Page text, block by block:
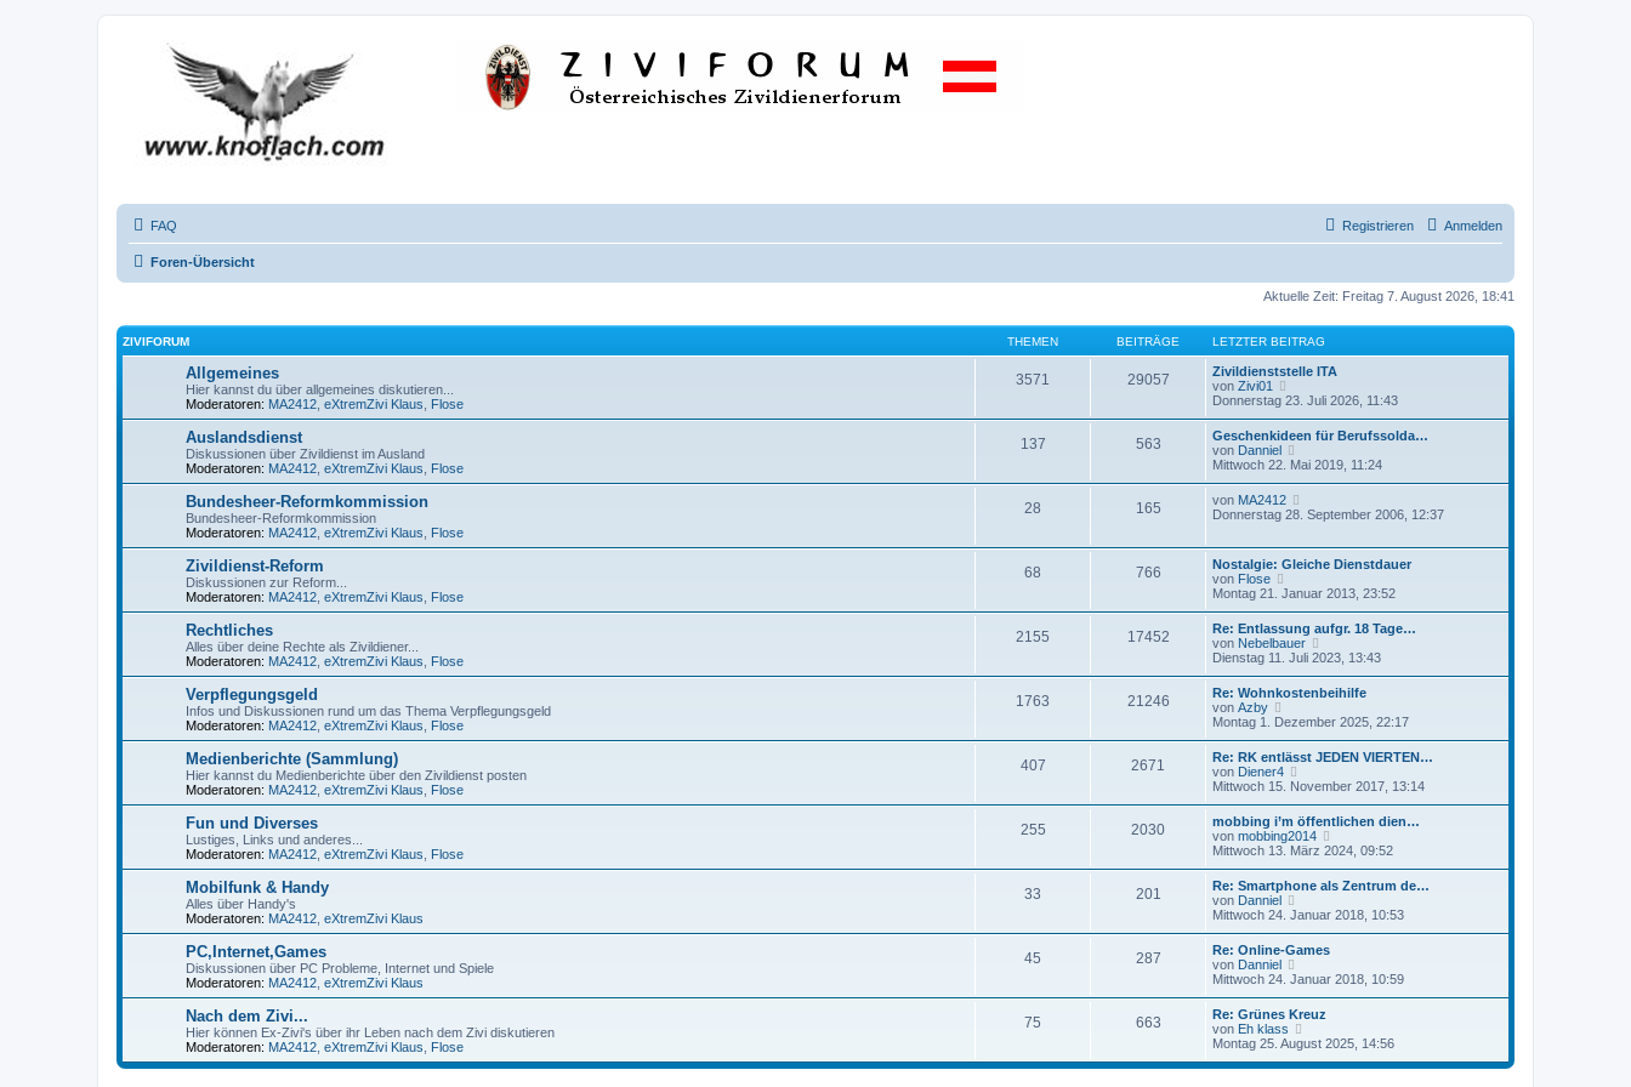
FAQ Anmelden
Registrieren
Foren-Übersicht
Aktuelle Zeit: Freitag 7. August 2026, 18:41
ZIVIFORUM THEMEN BEITRÄGE LETZTER BEITRAG
Allgemeines
Hier kannst du über allgemeines diskutieren...
Moderatoren: MA2412 eXtremZivi Klaus Flose
3571 29057
Zivildienststelle ITA
von Zivi01
e
s
t
e
r
B
e
t
r
a
g
Donnerstag 23. Juli 2026, 11:43
Auslandsdienst
Diskussionen über Zivildienst im Ausland
Moderatoren: MA2412 eXtremZivi Klaus Flose
137 563
Geschenkideen für Berufssolda…
von Danniel
e
t
r
B
i
t
r
a
g
Mittwoch 22. Mai 2019, 11:24
Bundesheer-Reformkommission
Bundesheer-Reformkommission
Moderatoren: MA2412 eXtremZivi Klaus Flose
28 165 von MA2412
e
s
t
r
B
e
i
t
r
a
g
Donnerstag 28. September 2006, 12:37
Zivildienst-Reform
Diskussionen zur Reform...
Moderatoren: MA2412 eXtremZivi Klaus Flose
68 766
Nostalgie: Gleiche Dienstdauer
von Flose
e
s
t
e
r
B
i
t
r
a
g
Montag 21. Januar 2013, 23:52
Rechtliches
Alles über deine Rechte als Zivildiener...
Moderatoren: MA2412 eXtremZivi Klaus Flose
2155 17452
Re: Entlassung aufgr. 18 Tage…
von Nebelbauer
e
s
e
r
B
i
t
r
a
g
Dienstag 11. Juli 2023, 13:43
Verpflegungsgeld
Infos und Diskussionen rund um das Thema Verpflegungsgeld
Moderatoren: MA2412 eXtremZivi Klaus Flose
1763 21246
Re: Wohnkostenbeihilfe
von Azby
e
e
s
e
r
B
e
t
r
a
g
Montag 1. Dezember 2025, 22:17
Medienberichte (Sammlung)
Hier kannst du Medienberichte über den Zivildienst posten
Moderatoren: MA2412 eXtremZivi Klaus Flose
407 2671
Re: RK entlässt JEDEN VIERTEN…
von Diener4
e
e
s
t
e
r
B
i
t
r
a
g
Mittwoch 15. November 2017, 13:14
Fun und Diverses
Lustiges, Links und anderes...
Moderatoren: MA2412 eXtremZivi Klaus Flose
255 2030
mobbing i’m öffentlichen dien…
von mobbing2014
e
s
t
e
r
i
t
g
Mittwoch 13. März 2024, 09:52
Mobilfunk & Handy
Alles über Handy's
Moderatoren: MA2412 eXtremZivi Klaus
33 201
Re: Smartphone als Zentrum de…
von Danniel
e
s
e
r
B
e
i
t
r
Mittwoch 24. Januar 2018, 10:53
PC,Internet,Games
Diskussionen über PC Probleme, Internet und Spiele
Moderatoren: MA2412 eXtremZivi Klaus
45 287
Re: Online-Games
von Danniel
e
s
t
e
r
Mittwoch 24. Januar 2018, 10:59
Nach dem Zivi...
Hier können Ex-Zivi's über ihr Leben nach dem Zivi diskutieren
Moderatoren: MA2412 eXtremZivi Klaus Flose
75 663
Re: Grünes Kreuz
von Eh klass
e
e
Montag 25. August 2025, 14:56